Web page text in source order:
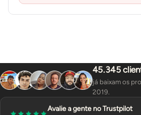
45.345
já baixam os
2019.
Avalie a gente no Trustpilot